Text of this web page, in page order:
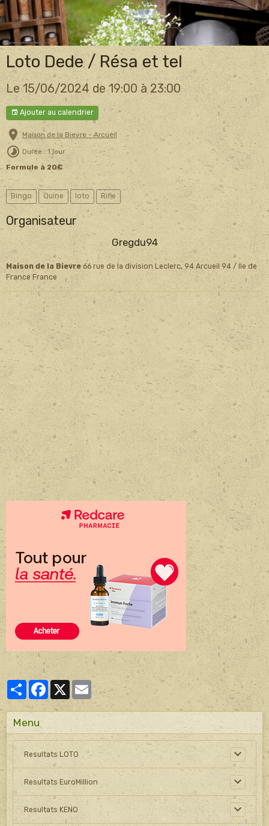
Loto Dede / Résa et tel
Le 15/06/2024 de 19:00 à 23:00
Ajouter au calendrier
Maison de la Bievre - Arcueil
Durée : 1 jour
Formule à 20€
Bingo Quine loto Rifle
Organisateur
Gregdu94
Maison de la Bievre66 rue de la division Leclerc, 94 Arcueil 94 / Ile de
France France
PartagerFacebook
X Email
Menu
Resultats LOTO
Resultats EuroMillion
Resultats KENO